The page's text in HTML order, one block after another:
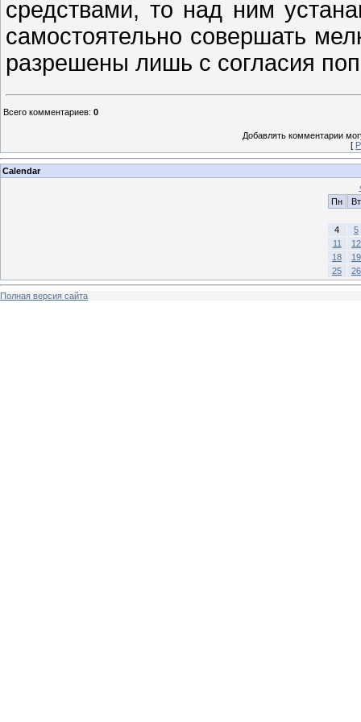
средствами, то над ним
самостоятельно совершать
разрешены лишь с согласия
Всего комментариев: 0
Добавлять комментарии
[
Calendar
Пн
Вт
4
5
11
12
18
19
25
26
Полная версия сайта